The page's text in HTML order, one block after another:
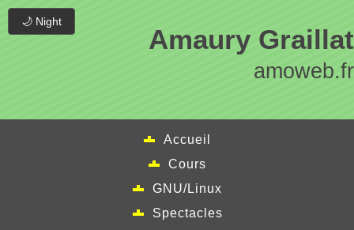
🌙 Night
Amaury Graillat
amoweb.fr
Accueil
Cours
GNU/Linux
Spectacles